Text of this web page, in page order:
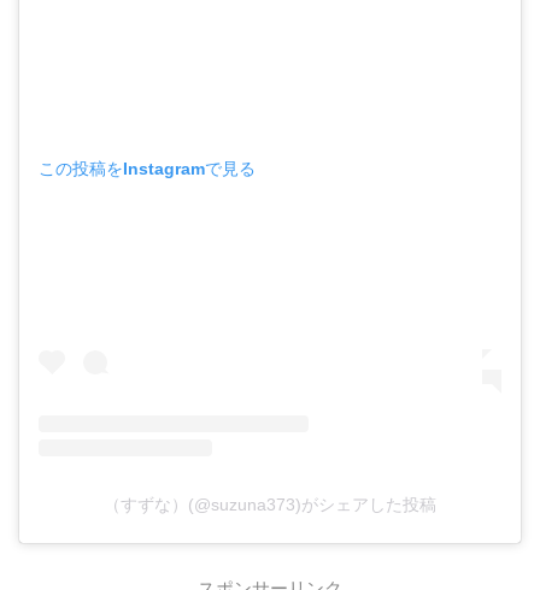
この投稿をInstagramで見る
（すずな）(@suzuna373)がシェアした投稿